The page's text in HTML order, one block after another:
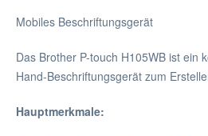
Mobiles Beschriftungsgerät
Das Brother P-touch H105WB ist ein
Hand-Beschriftungsgerät zum
Hauptmerkmale: